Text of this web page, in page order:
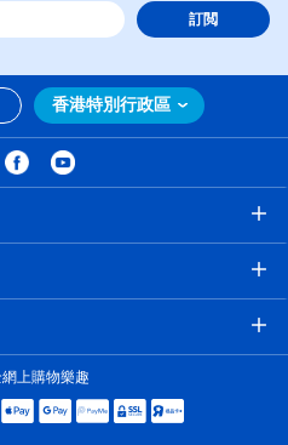
訂閲
香港特別行政區
上購物樂趣